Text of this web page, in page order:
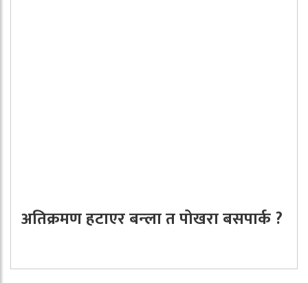
अतिक्रमण हटाएर बन्ला त पोखरा बसपार्क ?